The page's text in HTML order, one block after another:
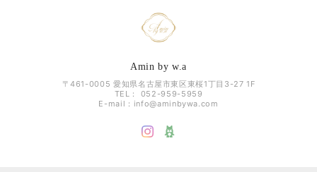
Amin by w.a
〒461-0005 愛知県名古屋市東区東桜1丁目3-27 1F
TEL： 052-959-5959
E-mail： info@aminbywa.com